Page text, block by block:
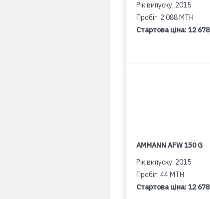
Рік випуску: 2015
Пробіг: 2 088 MTH
Стартова ціна:12
AMMANN AFW 150 G
Рік випуску: 2015
Пробіг: 44 MTH
Стартова ціна:12